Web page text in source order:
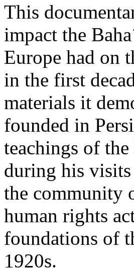
This
impact the
Europe had on
in the first
materials it
founded in
teachings of
during his
the community
human rights
foundations of
1920s.